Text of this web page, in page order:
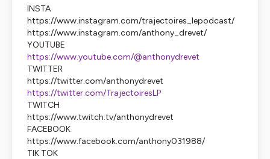
INSTA
https://www.instagram.com/trajectoires_lepodcast/
https://www.instagram.com/anthony_drevet/
YOUTUBE
https://www.youtube.com/@anthonydrevet
TWITTER
https://twitter.com/anthonydrevet
https://twitter.com/TrajectoiresLP
TWITCH
https://www.twitch.tv/anthonydrevet
FACEBOOK
https://www.facebook.com/anthony031988/
TIK TOK